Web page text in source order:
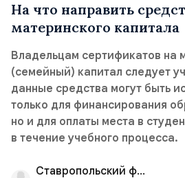
На что направить
материнского капитала
Владельцам сертификатов на
(семейный) капитал следует
данные средства могут быть
только для финансирования
но и для оплаты места в
в течение учебного процесса.
Ставропольский филиал